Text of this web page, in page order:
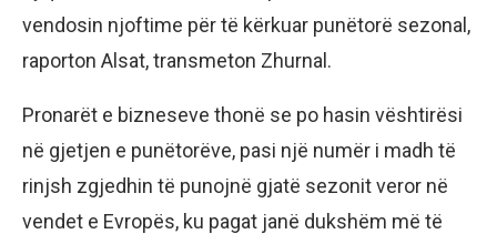
vendosin njoftime për të kërkuar punëtorë sezonal,
raporton Alsat, transmeton Zhurnal.
Pronarët e bizneseve thonë se po hasin vështirësi
në gjetjen e punëtorëve, pasi një numër i madh të
rinjsh zgjedhin të punojnë gjatë sezonit veror në
vendet e Evropës, ku pagat janë dukshëm më të